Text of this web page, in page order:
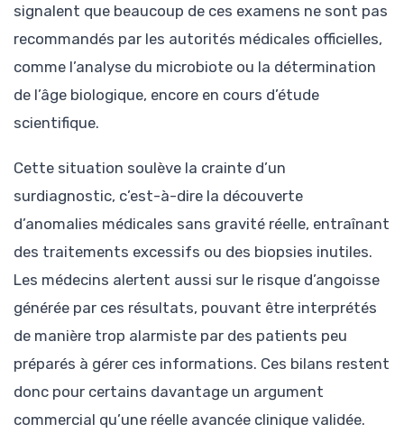
signalent que beaucoup de ces examens ne sont pas
recommandés par les autorités médicales officielles,
comme l’analyse du microbiote ou la détermination
de l’âge biologique, encore en cours d’étude
scientifique.
Cette situation soulève la crainte d’un
surdiagnostic, c’est-à-dire la découverte
d’anomalies médicales sans gravité réelle, entraînant
des traitements excessifs ou des biopsies inutiles.
Les médecins alertent aussi sur le risque d’angoisse
générée par ces résultats, pouvant être interprétés
de manière trop alarmiste par des patients peu
préparés à gérer ces informations. Ces bilans restent
donc pour certains davantage un argument
commercial qu’une réelle avancée clinique validée.